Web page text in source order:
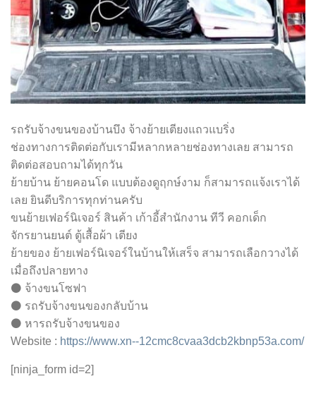
รถรับจ้างขนของบ้านบึง จ้างย้ายเตียงแถวแบริ่ง
ช่องทางการติดต่อกับเรามีหลากหลายช่องทางเลย สามารถ
ติดต่อสอบถามได้ทุกวัน
ย้ายบ้าน ย้ายคอนโด แบบต้องดูฤกษ์งาม ก็สามารถแจ้งเราได้
เลย ยินดีบริการทุกท่านครับ
ขนย้ายเฟอร์นิเจอร์ สินค้า เก้าอี้สำนักงาน ทีวี คอกเด็ก
จักรยานยนต์ ตู้เสื้อผ้า เตียง
ย้ายของ ย้ายเฟอร์นิเจอร์ในบ้านให้เสร็จ สามารถเลือกวางได้
เมื่อถึงปลายทาง
⚫ จ้างขนโซฟา
⚫ รถรับจ้างขนของกลับบ้าน
⚫ หารถรับจ้างขนของ
Website : https://www.xn--12cmc8cvaa3dcb2kbnp53a.com/
[ninja_form id=2]